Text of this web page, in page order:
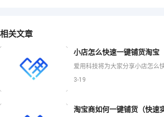
相关文章
小店怎么快速一键铺货淘宝
3-19
淘宝商如何一键铺货（快速